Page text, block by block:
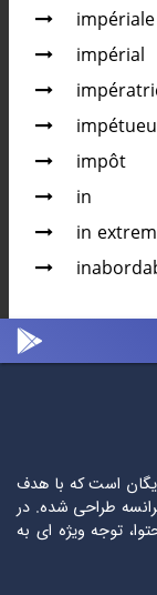
impériale
impérial
impôt
in
in
است که با هدف
طراحی شده. در
توجه ویژه ای به